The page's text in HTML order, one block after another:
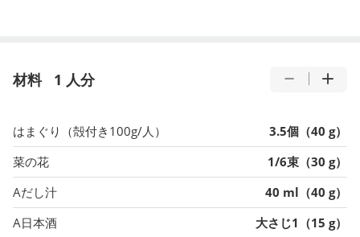
材料 1 人分
はまぐり（殻付き100g/人）
3.5個（40 g）
菜の花
1/6束（30 g）
Aだし汁
40 ml（40 g）
A日本酒
大さじ1（15 g）